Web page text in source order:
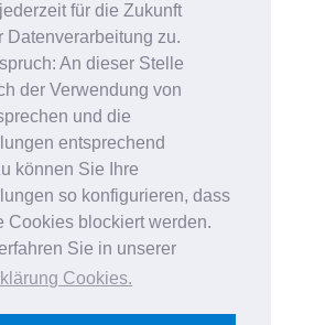
für die Zukunft
Datenverarbeitung zu.
An dieser Stelle
der Verwendung von
und die
entsprechend
können Sie Ihre
so konfigurieren, dass
Cookies blockiert werden.
Sie in unserer
Cookies.